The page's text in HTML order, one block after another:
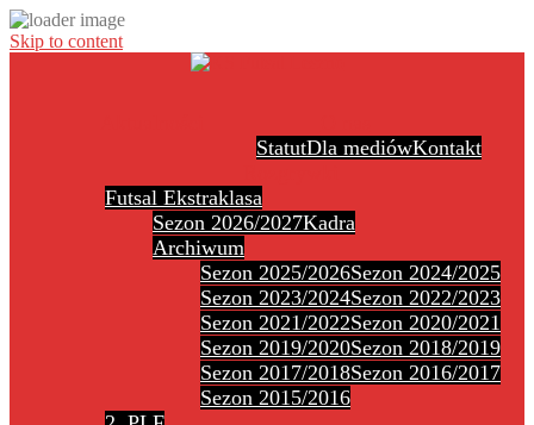
Skip to content
StatutDla mediówKontakt
Futsal Ekstraklasa
Sezon 2026/2027Kadra
Archiwum
Sezon 2025/2026Sezon 2024/2025
Sezon 2023/2024Sezon 2022/2023
Sezon 2021/2022Sezon 2020/2021
Sezon 2019/2020Sezon 2018/2019
Sezon 2017/2018Sezon 2016/2017
Sezon 2015/2016